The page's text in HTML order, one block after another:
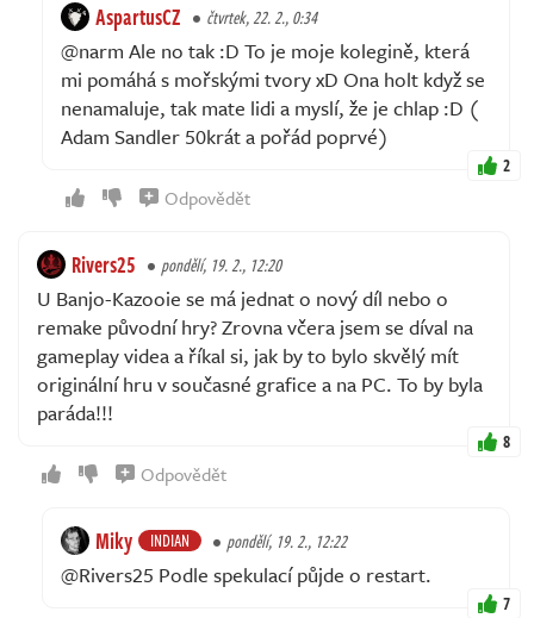
AspartusCZ čtvrtek, 22. 2., 0:34
@narm Ale no tak :D To je moje kolegině, která
mi pomáhá s mořskými tvory xD Ona holt když se
nenamaluje, tak mate lidi a myslí, že je chlap :D (
Adam Sandler 50krát a pořád poprvé)
2
Odpovědět
Rivers25 pondělí, 19. 2., 12:20
U Banjo-Kazooie se má jednat o nový díl nebo o
remake původní hry? Zrovna včera jsem se díval na
gameplay videa a říkal si, jak by to bylo skvělý mít
originální hru v současné grafice a na PC. To by byla
paráda!!!
8
Odpovědět
Miky INDIAN pondělí, 19. 2., 12:22
@Rivers25 Podle spekulací půjde o restart.
7